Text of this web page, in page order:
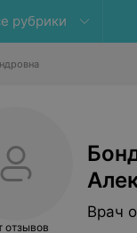
рубрики
отзывов
Врач